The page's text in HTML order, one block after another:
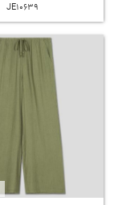
JE10639